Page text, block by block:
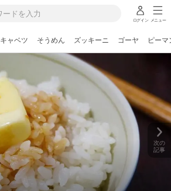
ログイン メニュー
キャベツ そうめん ズッキーニ ゴーヤ ピーマ
次の
記事